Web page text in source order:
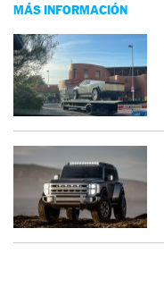
MÁS INFORMACIÓN